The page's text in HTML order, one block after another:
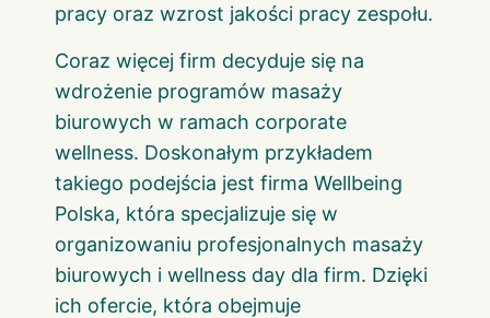
pracy oraz wzrost jakości pracy zespołu.
Coraz więcej firm decyduje się na
wdrożenie programów masaży
biurowych w ramach corporate
wellness. Doskonałym przykładem
takiego podejścia jest firma Wellbeing
Polska, która specjalizuje się w
organizowaniu profesjonalnych masaży
biurowych i wellness day dla firm. Dzięki
ich ofercie, która obejmuje